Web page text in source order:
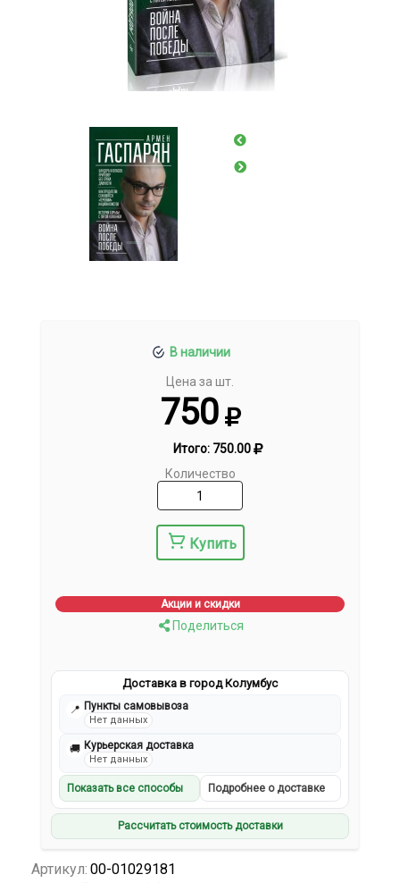
В наличии
Цена за шт.
750
Итого: 750.00
Количество
Купить
Акции и скидки
Поделиться
Доставка в город Колумбус
📍 Пункты самовывоза
Нет данных
🚚 Курьерская доставка
Нет данных
Показать все способы Подробнее о доставке
Рассчитать стоимость доставки
Артикул: 00-01029181